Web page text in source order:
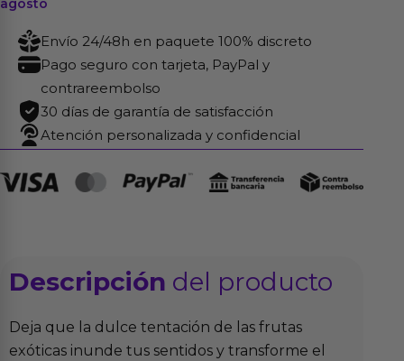
agosto
Envío 24/48h en paquete 100% discreto
Pago seguro con tarjeta, PayPal y
contrareembolso
30 días de garantía de satisfacción
Atención personalizada y confidencial
Descripción del producto
Deja que la dulce tentación de las frutas
exóticas inunde tus sentidos y transforme el